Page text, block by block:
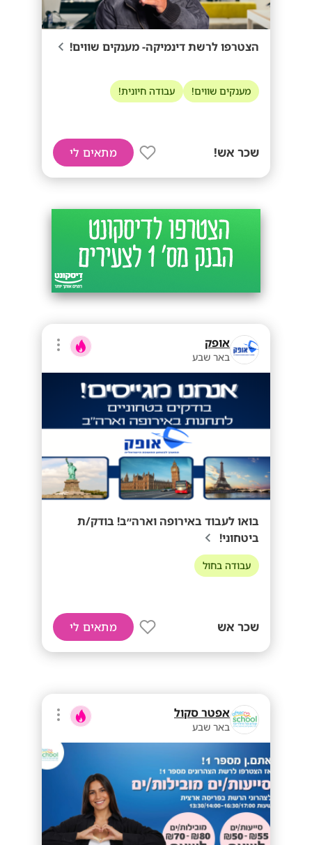
הצטרפו לרשת דינמיקה- מענקים שווים!
מענקים שווים! עבודה חיונית!
שכר אש! מתאים לי
אופק
באר שבע
בואו לעבוד באירופה וארה״ב! בודק/ת
ביטחוני!
עבודה בחול
שכר אש מתאים לי
אפטר סקול
באר שבע